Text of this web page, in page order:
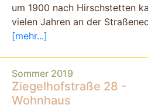
um 1900 nach Hirschstetten
vielen Jahren an der
[mehr...]
Sommer 2019
Ziegelhofstraße 28 -
Wohnhaus